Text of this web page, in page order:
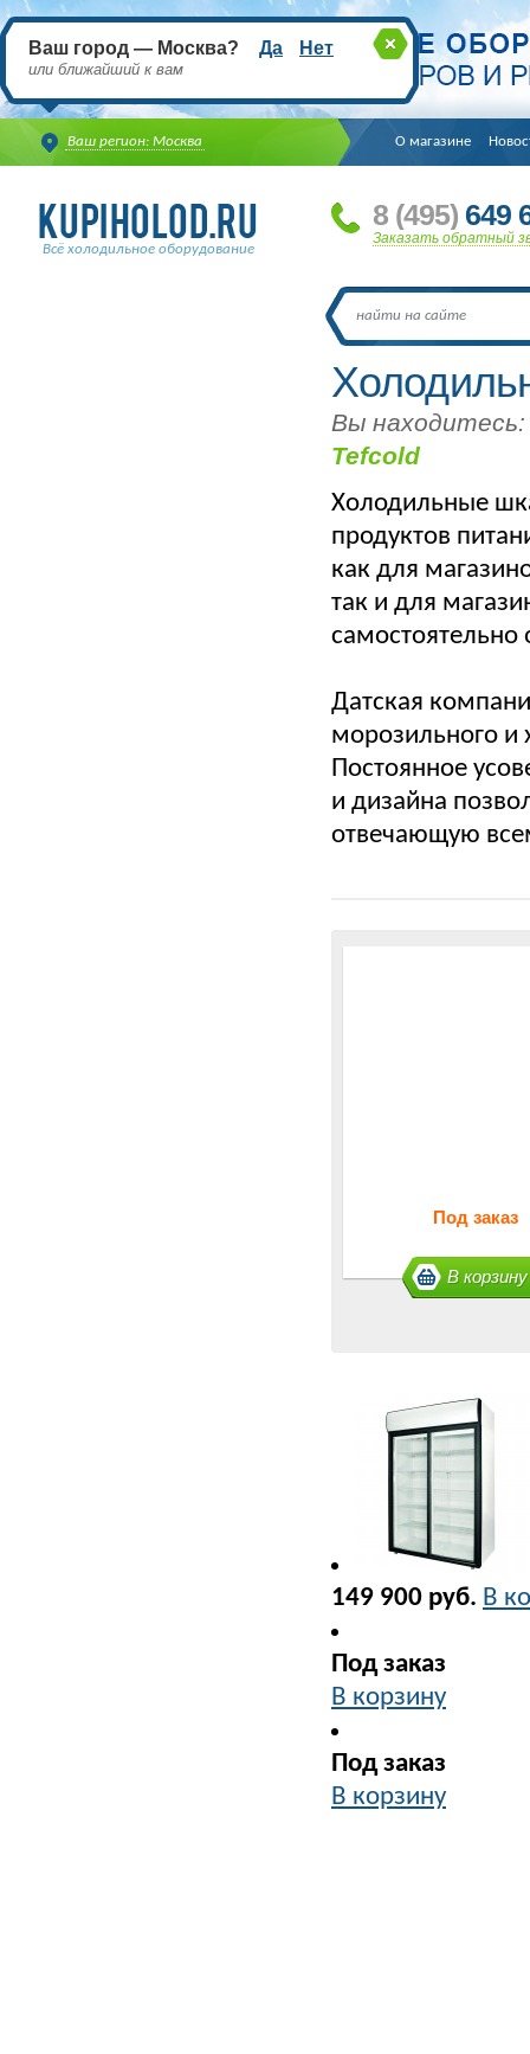
Ваш регион: Москва
Ваш город — Москва? Да Нет
или ближайший к вам
О магазине
Всё холодильное оборудование
8 (495) 649
Заказать обратный
Вы находитесь:
Tefcold
Холодильные
продуктов
как для
так и для
Датская
морозильного и
Постоянное
и дизайна
отвечающую
Под заказ
В корзину
149 900 руб. В
Под заказ
В корзину
Под заказ
В корзину